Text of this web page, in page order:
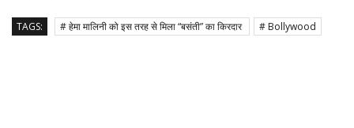
TAGS: # हेमा मालिनी को इस तरह से मिला “बसंती” का किरदार # Bollywood